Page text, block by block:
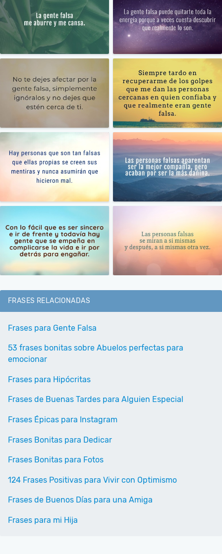
FRASES RELACIONADAS
Frases para Gente Falsa
53 frases bonitas sobre Abuelos perfectas para
emocionar
Frases para Hipócritas
Frases de Buenas Tardes para Alguien Especial
Frases Épicas para Instagram
Frases Bonitas para Dedicar
Frases Bonitas para Fotos
124 Frases Positivas para Vivir con Optimismo
Frases de Buenos Días para una Amiga
Frases para mi Hija